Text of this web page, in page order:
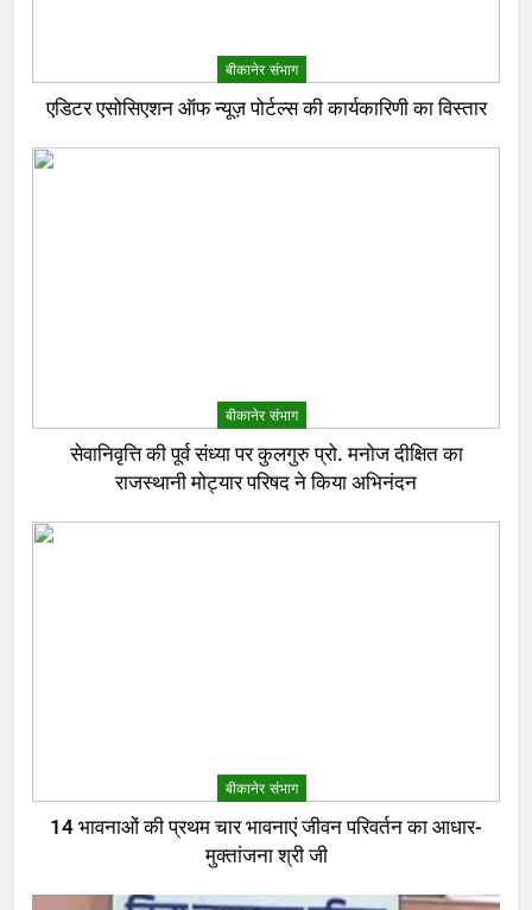
बीकानेर संभाग
एडिटर एसोसिएशन ऑफ न्यूज़ पोर्टल्स की कार्यकारिणी का विस्तार
बीकानेर संभाग
सेवानिवृत्ति की पूर्व संध्या पर कुलगुरु प्रो. मनोज दीक्षित का
राजस्थानी मोट्यार परिषद ने किया अभिनंदन
बीकानेर संभाग
14 भावनाओं की प्रथम चार भावनाएं जीवन परिवर्तन का आधार-
मुक्तांजना श्री जी